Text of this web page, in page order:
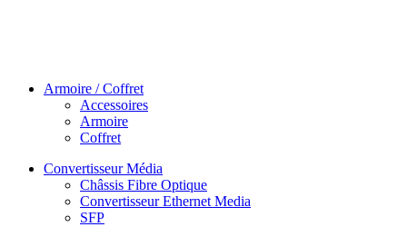
Armoire / Coffret
Accessoires
Armoire
Coffret
Convertisseur Média
Châssis Fibre Optique
Convertisseur Ethernet Media
SFP